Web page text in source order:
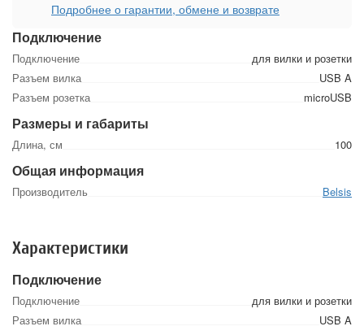
Подключение
Подключение
для вилки и розетки
Разъем вилка
USB A
Разъем розетка
microUSB
Размеры и габариты
Длина, см 100
Общая информация
Производитель Belsis
Подробнее о гарантии, обмене и возврате
Характеристики
Подключение
Подключение
для вилки и розетки
Разъем вилка
USB A